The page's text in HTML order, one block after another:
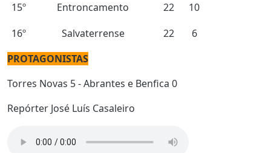
15º
Entroncamento 22
10
16º
Salvaterrense 22
6
PROTAGONISTAS
Torres Novas 5 - Abrantes e Benfica 0
Repórter José Luís Casaleiro